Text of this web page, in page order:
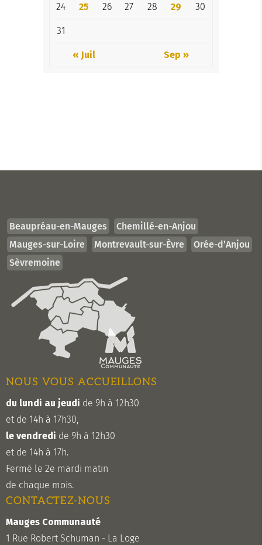
24 25 26 27 28 29 30
31
« Juil Sep »
Beaupréau-en-Mauges
Chemillé-en-Anjou
Mauges-sur-Loire
Montrevault-sur-Èvre
Orée-d’Anjou
Sèvremoine
NOUS VOUS ACCUEILLONS
du lundi au jeudi de 9h à 12h30
et de 14h à 17h30,
le vendredi de 9h à 12h30
et de 14h à 17h.
Fermé le 2e mardi matin
de chaque mois.
CONTACTEZ-NOUS
Mauges Communauté
1 Rue Robert Schuman - La Loge